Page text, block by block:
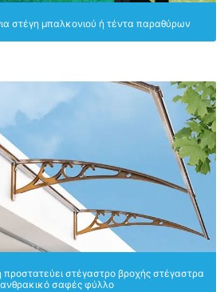
στέγη μπαλκονιού ή τέντα παραθύρων
προστατεύει στέγαστρο βροχής στέγαστρα
σαφές φύλλο